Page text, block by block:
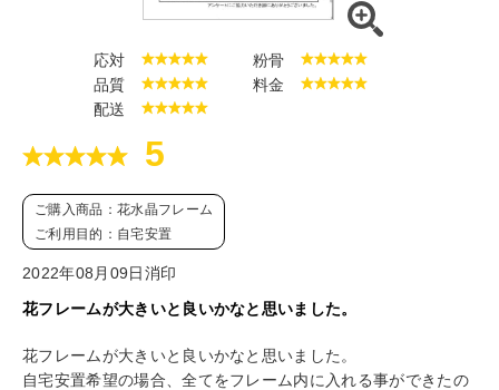
応対
粉骨
品質
料金
配送
5
ご購入商品：花水晶フレーム
ご利用目的：自宅安置
2022年08月09日消印
花フレームが大きいと良いかなと思いました。
花フレームが大きいと良いかなと思いました。
自宅安置希望の場合、全てをフレーム内に入れる事ができたの